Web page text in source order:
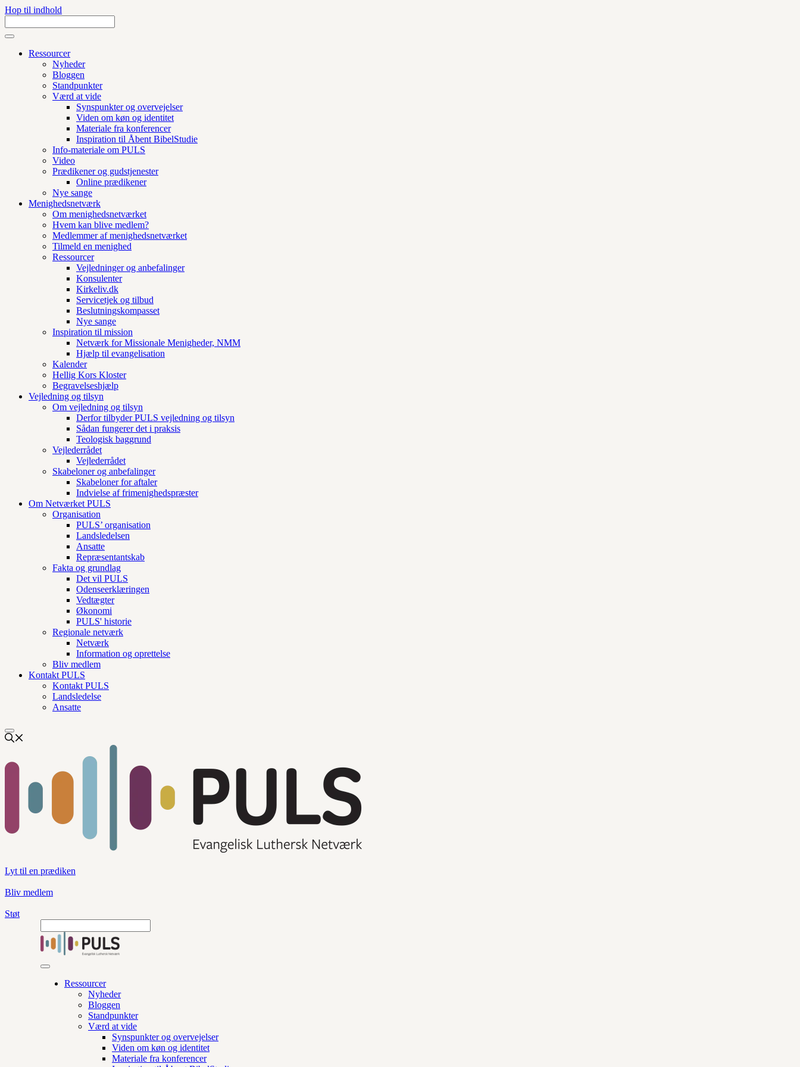
Hop til indhold
Ressourcer
Nyheder
Bloggen
Standpunkter
Værd at vide
Synspunkter og overvejelser
Viden om køn og identitet
Materiale fra konferencer
Inspiration til Åbent BibelStudie
Info-materiale om PULS
Video
Prædikener og gudstjenester
Online prædikener
Nye sange
Menighedsnetværk
Om menighedsnetværket
Hvem kan blive medlem?
Medlemmer af menighedsnetværket
Tilmeld en menighed
Ressourcer
Vejledninger og anbefalinger
Konsulenter
Kirkeliv.dk
Servicetjek og tilbud
Beslutningskompasset
Nye sange
Inspiration til mission
Netværk for Missionale Menigheder, NMM
Hjælp til evangelisation
Kalender
Hellig Kors Kloster
Begravelseshjælp
Vejledning og tilsyn
Om vejledning og tilsyn
Derfor tilbyder PULS vejledning og tilsyn
Sådan fungerer det i praksis
Teologisk baggrund
Vejlederrådet
Vejlederrådet
Skabeloner og anbefalinger
Skabeloner for aftaler
Indvielse af frimenighedspræster
Om Netværket PULS
Organisation
PULS’ organisation
Landsledelsen
Ansatte
Repræsentantskab
Fakta og grundlag
Det vil PULS
Odenseerklæringen
Vedtægter
Økonomi
PULS' historie
Regionale netværk
Netværk
Information og oprettelse
Bliv medlem
Kontakt PULS
Kontakt PULS
Landsledelse
Ansatte
Lyt til en prædiken
Bliv medlem
Støt
Ressourcer
Nyheder
Bloggen
Standpunkter
Værd at vide
Synspunkter og overvejelser
Viden om køn og identitet
Materiale fra konferencer